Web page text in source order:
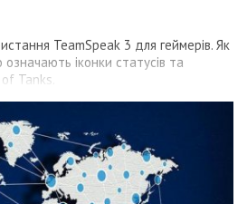
TeamSpeak 3 для геймерів. Як
іконки статусів та
Tanks.